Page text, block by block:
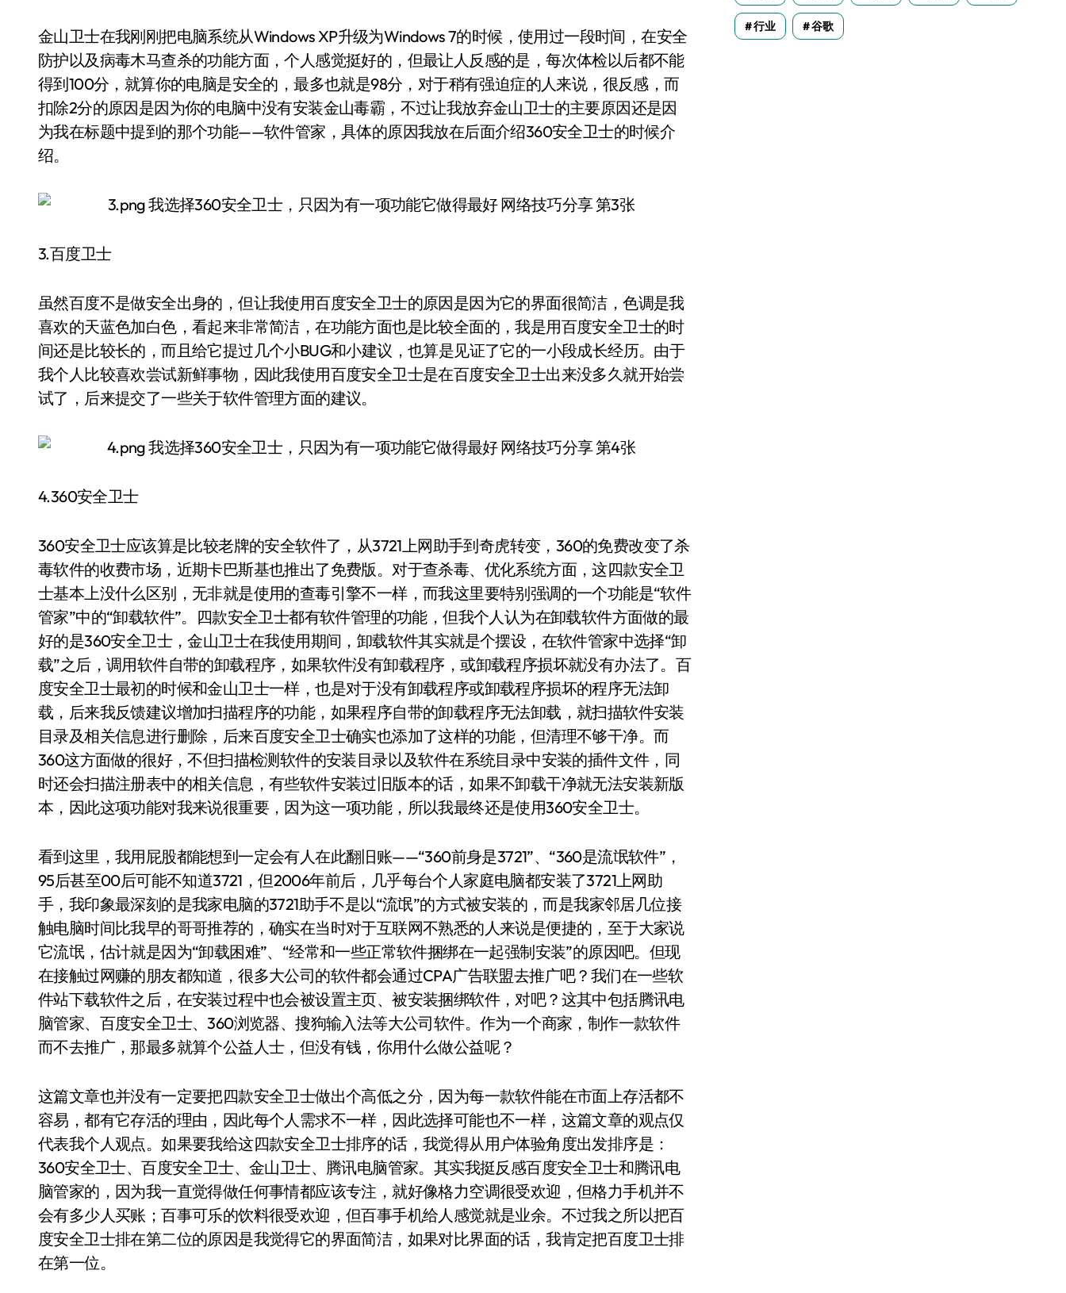
金山卫士在我刚刚把电脑系统从Windows XP升级为Windows 7的时候，使用过一段时间，在安全
防护以及病毒木马查杀的功能方面，个人感觉挺好的，但最让人反感的是，每次体检以后都不能
得到100分，就算你的电脑是安全的，最多也就是98分，对于稍有强迫症的人来说，很反感，而
扣除2分的原因是因为你的电脑中没有安装金山毒霸，不过让我放弃金山卫士的主要原因还是因
为我在标题中提到的那个功能——软件管家，具体的原因我放在后面介绍360安全卫士的时候介
绍。
3.百度卫士
虽然百度不是做安全出身的，但让我使用百度安全卫士的原因是因为它的界面很简洁，色调是我
喜欢的天蓝色加白色，看起来非常简洁，在功能方面也是比较全面的，我是用百度安全卫士的时
间还是比较长的，而且给它提过几个小BUG和小建议，也算是见证了它的一小段成长经历。由于
我个人比较喜欢尝试新鲜事物，因此我使用百度安全卫士是在百度安全卫士出来没多久就开始尝
试了，后来提交了一些关于软件管理方面的建议。
4.360安全卫士
360安全卫士应该算是比较老牌的安全软件了，从3721上网助手到奇虎转变，360的免费改变了杀
毒软件的收费市场，近期卡巴斯基也推出了免费版。对于查杀毒、优化系统方面，这四款安全卫
士基本上没什么区别，无非就是使用的查毒引擎不一样，而我这里要特别强调的一个功能是“软件
管家”中的“卸载软件”。四款安全卫士都有软件管理的功能，但我个人认为在卸载软件方面做的最
好的是360安全卫士，金山卫士在我使用期间，卸载软件其实就是个摆设，在软件管家中选择“卸
载”之后，调用软件自带的卸载程序，如果软件没有卸载程序，或卸载程序损坏就没有办法了。百
度安全卫士最初的时候和金山卫士一样，也是对于没有卸载程序或卸载程序损坏的程序无法卸
载，后来我反馈建议增加扫描程序的功能，如果程序自带的卸载程序无法卸载，就扫描软件安装
目录及相关信息进行删除，后来百度安全卫士确实也添加了这样的功能，但清理不够干净。而
360这方面做的很好，不但扫描检测软件的安装目录以及软件在系统目录中安装的插件文件，同
时还会扫描注册表中的相关信息，有些软件安装过旧版本的话，如果不卸载干净就无法安装新版
本，因此这项功能对我来说很重要，因为这一项功能，所以我最终还是使用360安全卫士。
看到这里，我用屁股都能想到一定会有人在此翻旧账——“360前身是3721”、“360是流氓软件”，
95后甚至00后可能不知道3721，但2006年前后，几乎每台个人家庭电脑都安装了3721上网助
手，我印象最深刻的是我家电脑的3721助手不是以“流氓”的方式被安装的，而是我家邻居几位接
触电脑时间比我早的哥哥推荐的，确实在当时对于互联网不熟悉的人来说是便捷的，至于大家说
它流氓，估计就是因为“卸载困难”、“经常和一些正常软件捆绑在一起强制安装”的原因吧。但现
在接触过网赚的朋友都知道，很多大公司的软件都会通过CPA广告联盟去推广吧？我们在一些软
件站下载软件之后，在安装过程中也会被设置主页、被安装捆绑软件，对吧？这其中包括腾讯电
脑管家、百度安全卫士、360浏览器、搜狗输入法等大公司软件。作为一个商家，制作一款软件
而不去推广，那最多就算个公益人士，但没有钱，你用什么做公益呢？
这篇文章也并没有一定要把四款安全卫士做出个高低之分，因为每一款软件能在市面上存活都不
容易，都有它存活的理由，因此每个人需求不一样，因此选择可能也不一样，这篇文章的观点仅
代表我个人观点。如果要我给这四款安全卫士排序的话，我觉得从用户体验角度出发排序是：
360安全卫士、百度安全卫士、金山卫士、腾讯电脑管家。其实我挺反感百度安全卫士和腾讯电
脑管家的，因为我一直觉得做任何事情都应该专注，就好像格力空调很受欢迎，但格力手机并不
会有多少人买账；百事可乐的饮料很受欢迎，但百事手机给人感觉就是业余。不过我之所以把百
度安全卫士排在第二位的原因是我觉得它的界面简洁，如果对比界面的话，我肯定把百度卫士排
在第一位。
行业 谷歌